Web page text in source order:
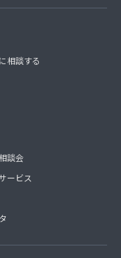
相談する
談会
ービス